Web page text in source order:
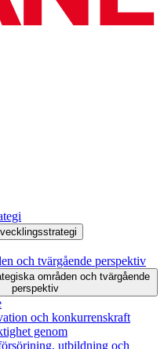
och tvärgående perspektiv
områden och tvärgående
perspektiv
och konkurrenskraft
genom
utbildning och